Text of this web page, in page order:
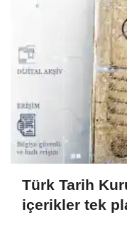
Türk Tarih
içerikler tek